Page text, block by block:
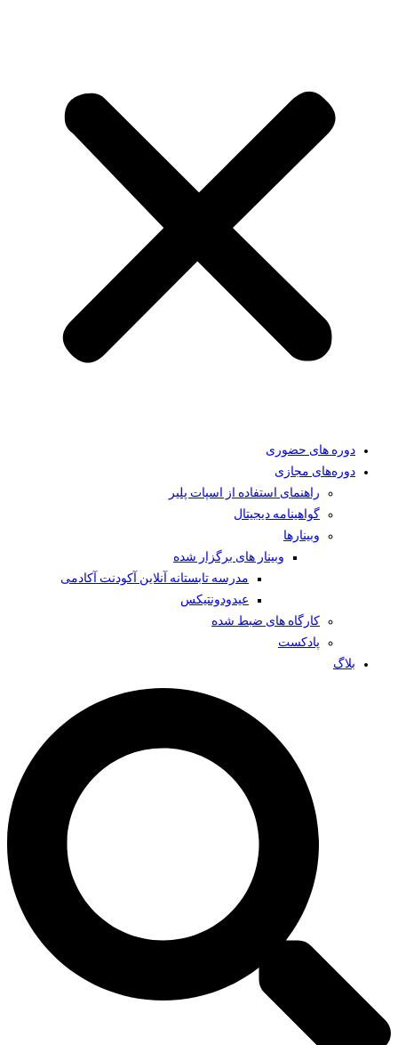
دوره های حضوری
دوره‌های مجازی
راهنمای استفاده از اسپات پلیر
گواهینامه دیجیتال
وبینار‌ها
وبینار های برگزار شده
مدرسه تابستانه آنلاین آکودنت آکادمی
عیدودونتیکس
کارگاه های ضبط شده
پادکست
بلاگ